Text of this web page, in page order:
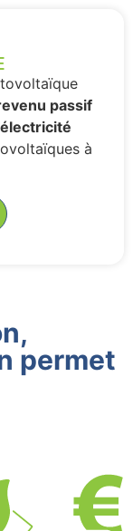
passif
à
permet